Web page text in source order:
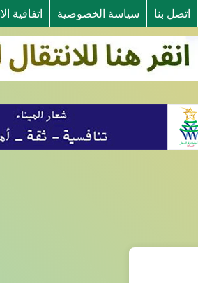
اتصل بنا سياسة الخصوصية اتفاقية